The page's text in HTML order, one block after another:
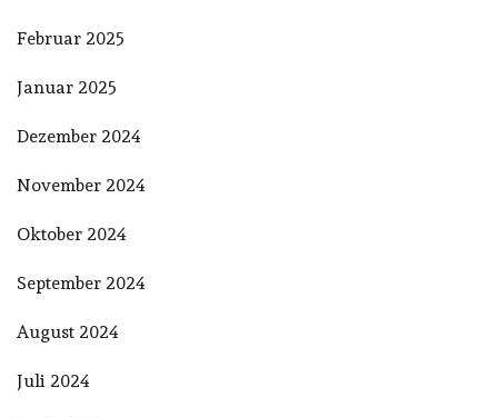
Februar 2025
Januar 2025
Dezember 2024
November 2024
Oktober 2024
September 2024
August 2024
Juli 2024